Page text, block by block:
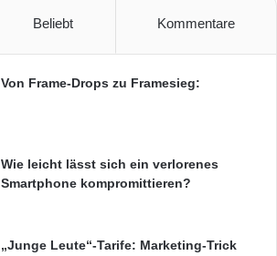
Beliebt Kommentare
Von Frame-Drops zu Framesieg:
Wie leicht lässt sich ein verlorenes
Smartphone kompromittieren?
„Junge Leute“-Tarife: Marketing-Trick